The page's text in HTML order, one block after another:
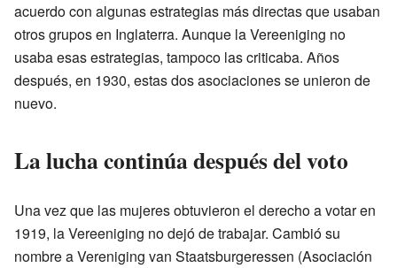
acuerdo con algunas estrategias más directas que usaban
otros grupos en Inglaterra. Aunque la Vereeniging no
usaba esas estrategias, tampoco las criticaba. Años
después, en 1930, estas dos asociaciones se unieron de
nuevo.
La lucha continúa después del voto
Una vez que las mujeres obtuvieron el derecho a votar en
1919, la Vereeniging no dejó de trabajar. Cambió su
nombre a Vereniging van Staatsburgeressen (Asociación